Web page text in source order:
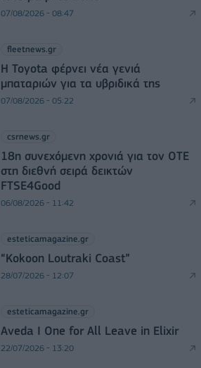
07/08/2026 - 08:47
fleetnews.gr
Η Toyota φέρνει νέα γενιά
μπαταριών για τα υβριδικά της
07/08/2026 - 05:22
csrnews.gr
18η συνεχόμενη χρονιά για τον ΟΤΕ
στη διεθνή σειρά δεικτών
FTSE4Good
06/08/2026 - 11:42
esteticamagazine.gr
“Kokoon Loutraki Coast”
28/07/2026 - 12:07
esteticamagazine.gr
Aveda I One for All Leave in Elixir
22/07/2026 - 13:20